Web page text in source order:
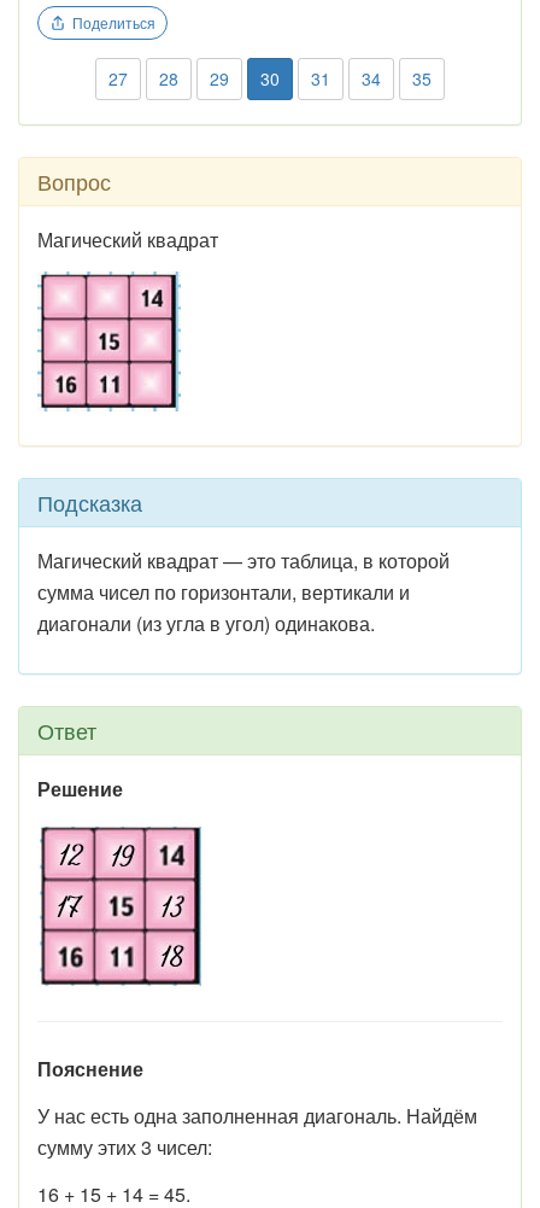
Поделиться
27 28 29 30 31 34 35
Вопрос
Магический квадрат
Подсказка
Магический квадрат — это таблица, в которой
сумма чисел по горизонтали, вертикали и
диагонали (из угла в угол) одинакова.
Ответ
Решение
Пояснение
У нас есть одна заполненная диагональ. Найдём
сумму этих 3 чисел:
16 + 15 + 14 = 45.